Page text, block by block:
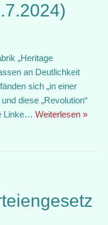
„Heritage
an Deutlichkeit
sich „in einer
diese „Revolution“
Linke… Weiterlesen »